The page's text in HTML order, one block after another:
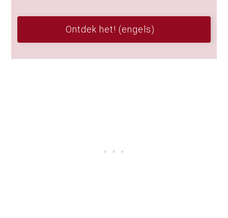
Ontdek het! (engels)